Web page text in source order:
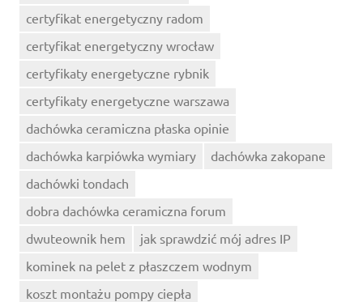
certyfikat energetyczny radom
certyfikat energetyczny wrocław
certyfikaty energetyczne rybnik
certyfikaty energetyczne warszawa
dachówka ceramiczna płaska opinie
dachówka karpiówka wymiary
dachówka zakopane
dachówki tondach
dobra dachówka ceramiczna forum
dwuteownik hem
jak sprawdzić mój adres IP
kominek na pelet z płaszczem wodnym
koszt montażu pompy ciepła